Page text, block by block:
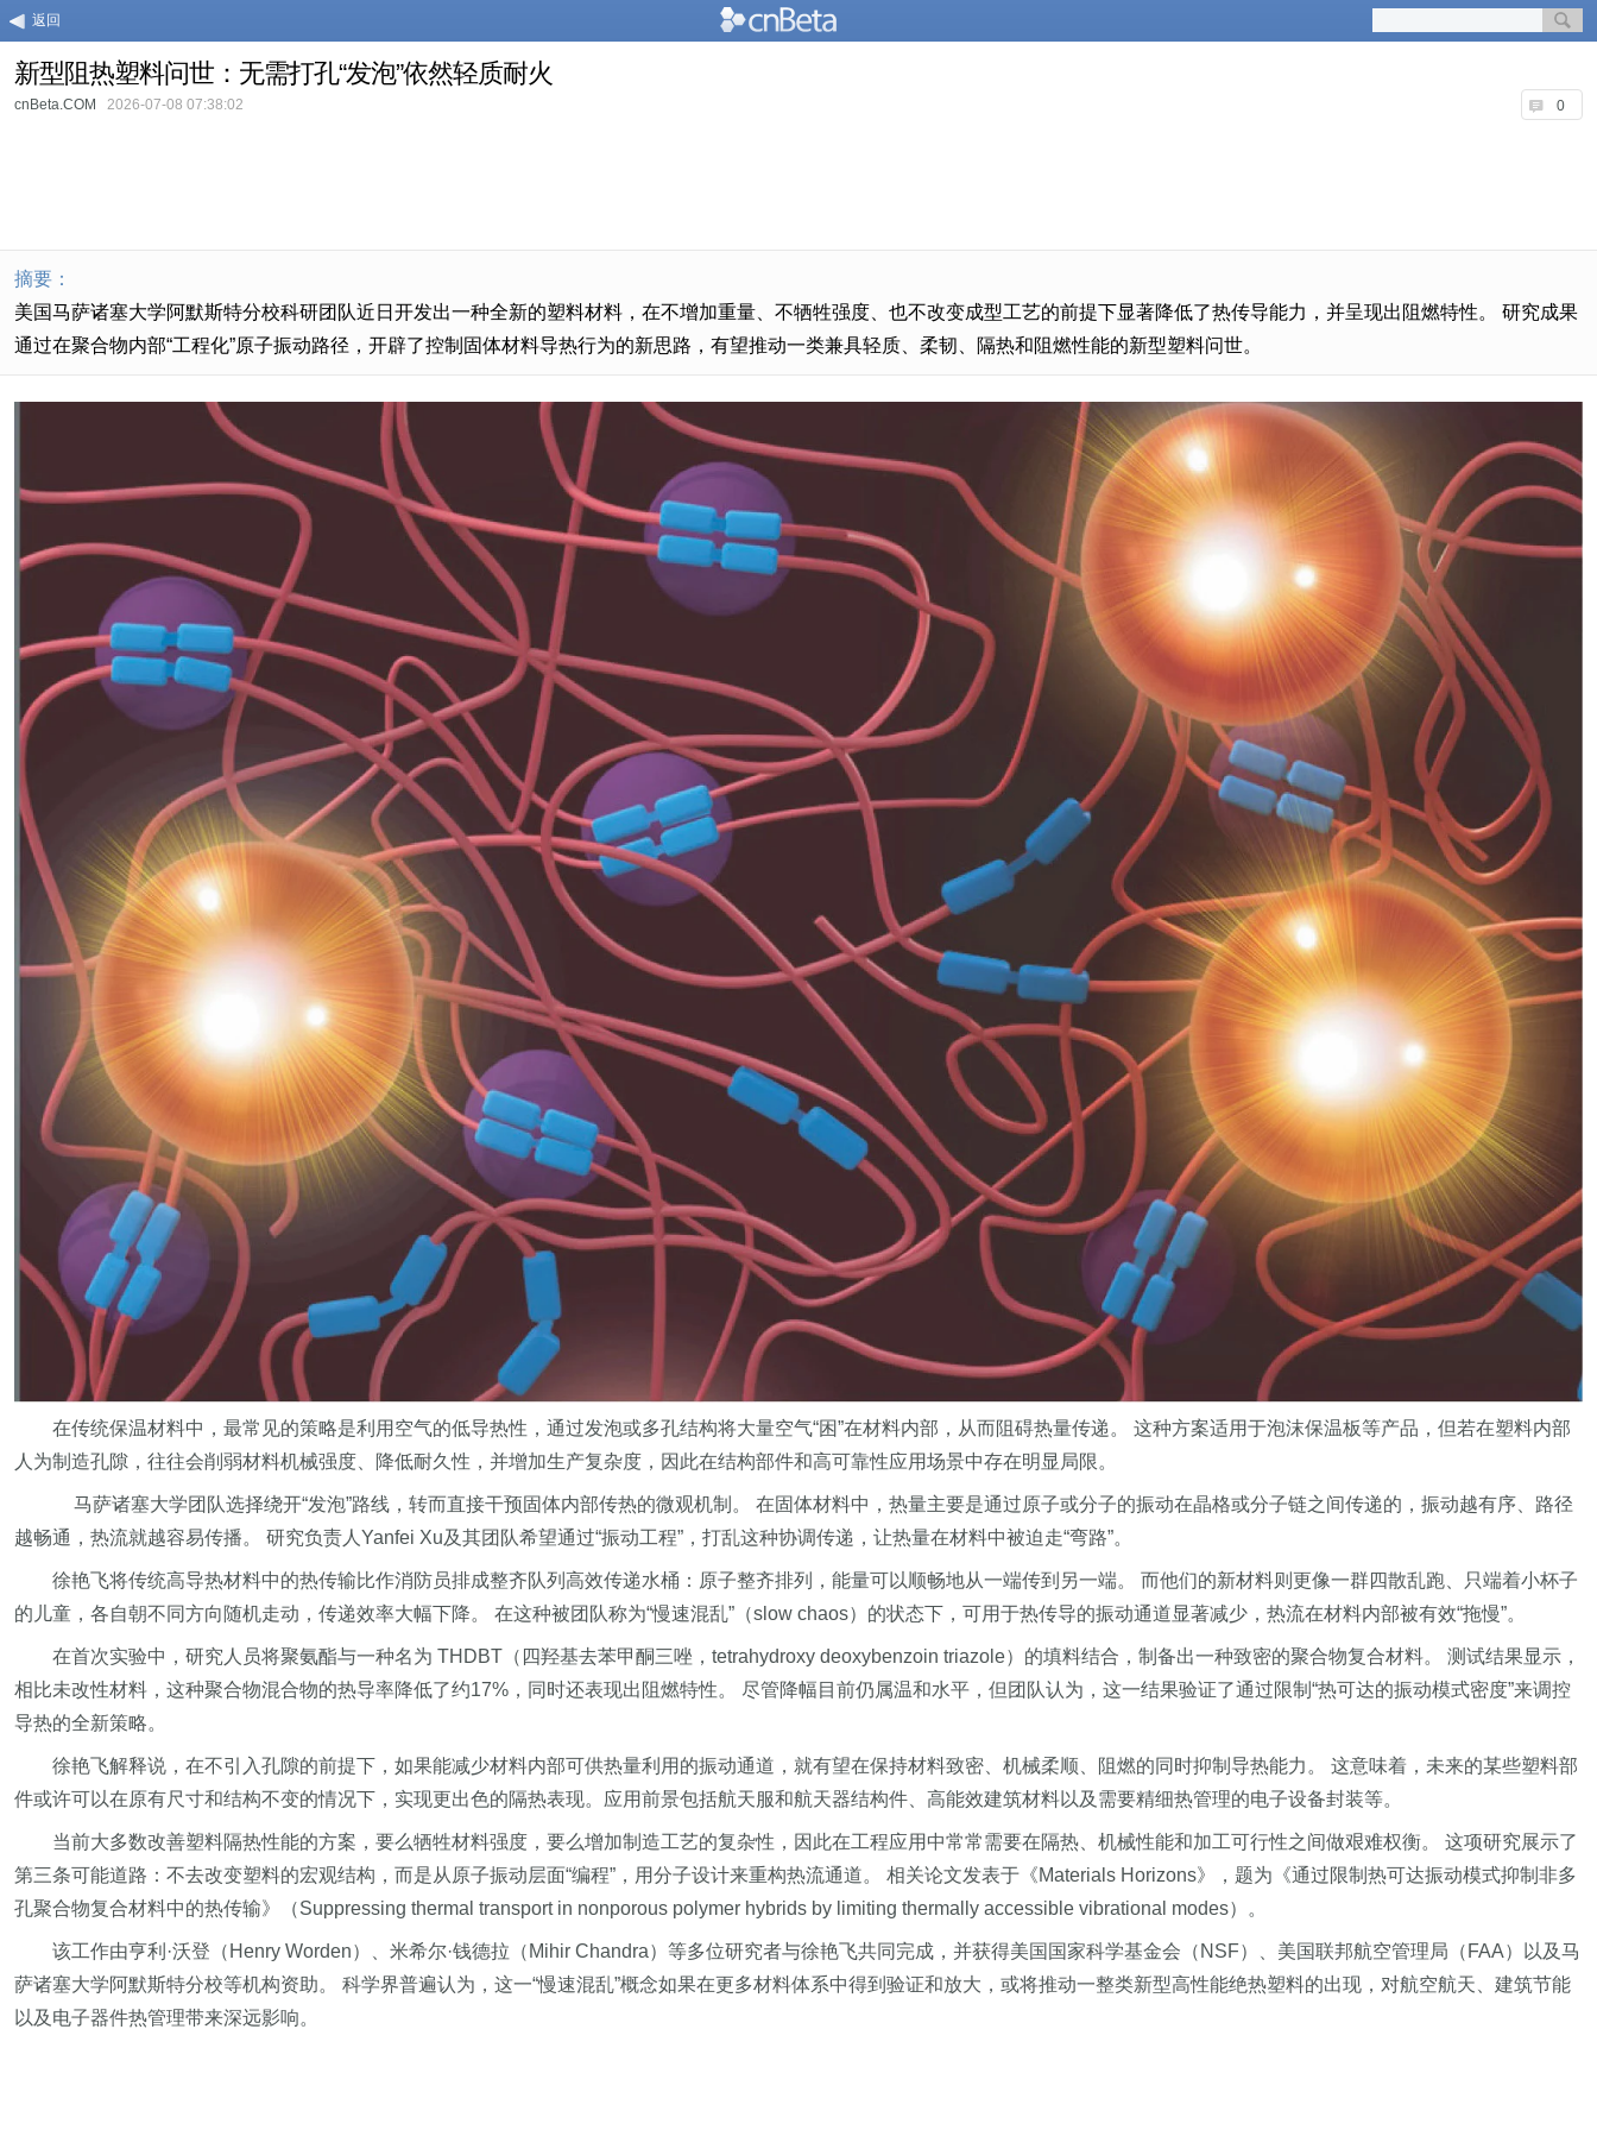
返回
新型阻热塑料问世：无需打孔“发泡”依然轻质耐火
0
cnBeta.COM 2026-07-08 07:38:02
摘要：
美国马萨诸塞大学阿默斯特分校科研团队近日开发出一种全新的塑料材料，在不增加重量、不牺牲强度、也不改变成型工艺的前提下显著降低了热传导能力，并呈现出阻燃特性。 研究成果
通过在聚合物内部“工程化”原子振动路径，开辟了控制固体材料导热行为的新思路，有望推动一类兼具轻质、柔韧、隔热和阻燃性能的新型塑料问世。
在传统保温材料中，最常见的策略是利用空气的低导热性，通过发泡或多孔结构将大量空气“困”在材料内部，从而阻碍热量传递。 这种方案适用于泡沫保温板等产品，但若在塑料内部
人为制造孔隙，往往会削弱材料机械强度、降低耐久性，并增加生产复杂度，因此在结构部件和高可靠性应用场景中存在明显局限。
马萨诸塞大学团队选择绕开“发泡”路线，转而直接干预固体内部传热的微观机制。 在固体材料中，热量主要是通过原子或分子的振动在晶格或分子链之间传递的，振动越有序、路径
越畅通，热流就越容易传播。 研究负责人Yanfei Xu及其团队希望通过“振动工程”，打乱这种协调传递，让热量在材料中被迫走“弯路”。
徐艳飞将传统高导热材料中的热传输比作消防员排成整齐队列高效传递水桶：原子整齐排列，能量可以顺畅地从一端传到另一端。 而他们的新材料则更像一群四散乱跑、只端着小杯子
的儿童，各自朝不同方向随机走动，传递效率大幅下降。 在这种被团队称为“慢速混乱”（slow chaos）的状态下，可用于热传导的振动通道显著减少，热流在材料内部被有效“拖慢”。
在首次实验中，研究人员将聚氨酯与一种名为 THDBT（四羟基去苯甲酮三唑，tetrahydroxy deoxybenzoin triazole）的填料结合，制备出一种致密的聚合物复合材料。 测试结果显示，
相比未改性材料，这种聚合物混合物的热导率降低了约17%，同时还表现出阻燃特性。 尽管降幅目前仍属温和水平，但团队认为，这一结果验证了通过限制“热可达的振动模式密度”来调控
导热的全新策略。
徐艳飞解释说，在不引入孔隙的前提下，如果能减少材料内部可供热量利用的振动通道，就有望在保持材料致密、机械柔顺、阻燃的同时抑制导热能力。 这意味着，未来的某些塑料部
件或许可以在原有尺寸和结构不变的情况下，实现更出色的隔热表现。应用前景包括航天服和航天器结构件、高能效建筑材料以及需要精细热管理的电子设备封装等。
当前大多数改善塑料隔热性能的方案，要么牺牲材料强度，要么增加制造工艺的复杂性，因此在工程应用中常常需要在隔热、机械性能和加工可行性之间做艰难权衡。 这项研究展示了
第三条可能道路：不去改变塑料的宏观结构，而是从原子振动层面“编程”，用分子设计来重构热流通道。 相关论文发表于《Materials Horizons》，题为《通过限制热可达振动模式抑制非多
孔聚合物复合材料中的热传输》（Suppressing thermal transport in nonporous polymer hybrids by limiting thermally accessible vibrational modes）。
该工作由亨利·沃登（Henry Worden）、米希尔·钱德拉（Mihir Chandra）等多位研究者与徐艳飞共同完成，并获得美国国家科学基金会（NSF）、美国联邦航空管理局（FAA）以及马
萨诸塞大学阿默斯特分校等机构资助。 科学界普遍认为，这一“慢速混乱”概念如果在更多材料体系中得到验证和放大，或将推动一整类新型高性能绝热塑料的出现，对航空航天、建筑节能
以及电子器件热管理带来深远影响。